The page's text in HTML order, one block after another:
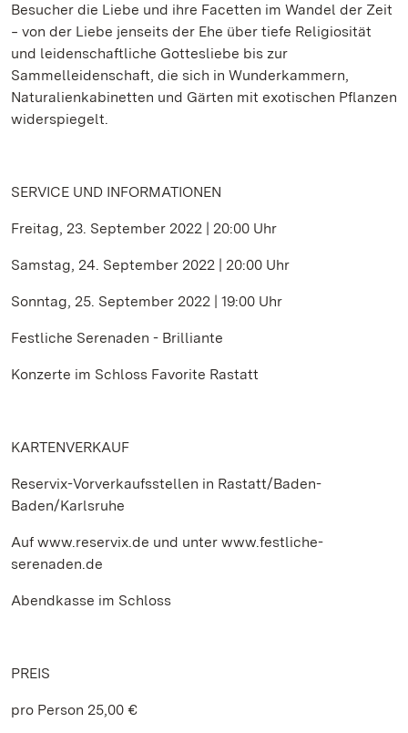
Besucher die Liebe und ihre Facetten im Wandel der Zeit
‒ von der Liebe jenseits der Ehe über tiefe Religiosität
und leidenschaftliche Gottesliebe bis zur
Sammelleidenschaft, die sich in Wunderkammern,
Naturalienkabinetten und Gärten mit exotischen Pflanzen
widerspiegelt.
SERVICE UND INFORMATIONEN
Freitag, 23. September 2022 | 20:00 Uhr
Samstag, 24. September 2022 | 20:00 Uhr
Sonntag, 25. September 2022 | 19:00 Uhr
Festliche Serenaden - Brilliante
Konzerte im Schloss Favorite Rastatt
KARTENVERKAUF
Reservix-Vorverkaufsstellen in Rastatt/Baden-
Baden/Karlsruhe
Auf www.reservix.de und unter www.festliche-
serenaden.de
Abendkasse im Schloss
PREIS
pro Person 25,00 €